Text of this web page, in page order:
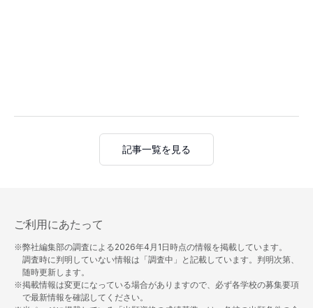
記事一覧を見る
ご利用にあたって
※弊社編集部の調査による2026年4月1日時点の情報を掲載しています。
調査時に判明していない情報は「調査中」と記載しています。判明次第、
随時更新します。
※掲載情報は変更になっている場合がありますので、必ず各学校の募集要項
で最新情報を確認してください。